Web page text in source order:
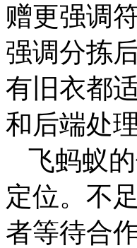
赠更强调
强调分拣
有旧衣都
和后端处
飞蚂蚁
定位。不
者等待合